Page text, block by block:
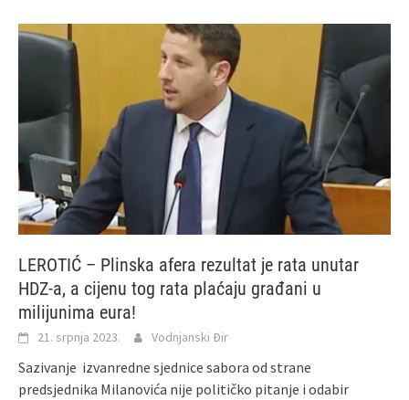
LEROTIĆ – Plinska afera rezultat je rata unutar
HDZ-a, a cijenu tog rata plaćaju građani u
milijunima eura!
21. srpnja 2023. Vodnjanski Đir
Sazivanje izvanredne sjednice sabora od strane
predsjednika Milanovića nije političko pitanje i odabir